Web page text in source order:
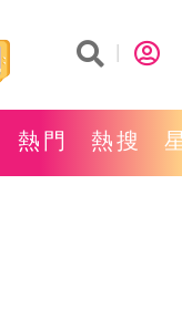
熱門 熱搜